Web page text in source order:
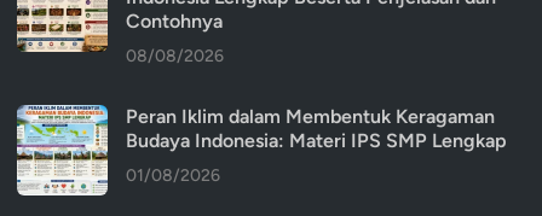
Contohnya
08/08/2026
Peran Iklim dalam Membentuk Keragaman
Budaya Indonesia: Materi IPS SMP Lengkap
01/08/2026